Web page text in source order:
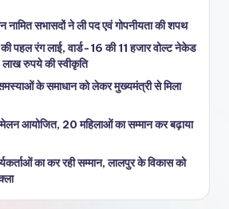
नामित सभासदों ने ली पद एवं गोपनीयता की शपथ
पहल रंग लाई, वार्ड-16 की 11 हजार वोल्ट नेकेड
रुपये की स्वीकृति
समस्याओं के समाधान को लेकर मुख्यमंत्री से मिला
आयोजित, 20 महिलाओं का सम्मान कर बढ़ाया
का कर रही सम्मान, लालपुर के विकास को